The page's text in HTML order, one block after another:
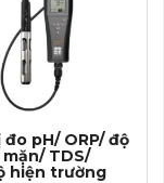
pH/ ORP/ độ
TDS/
hiện trường